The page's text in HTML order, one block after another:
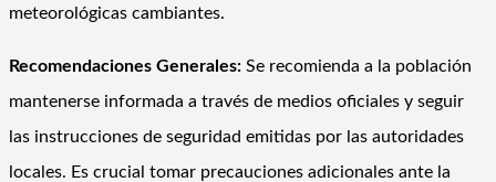
meteorológicas cambiantes.
Recomendaciones Generales: Se recomienda a la población
mantenerse informada a través de medios oficiales y seguir
las instrucciones de seguridad emitidas por las autoridades
locales. Es crucial tomar precauciones adicionales ante la